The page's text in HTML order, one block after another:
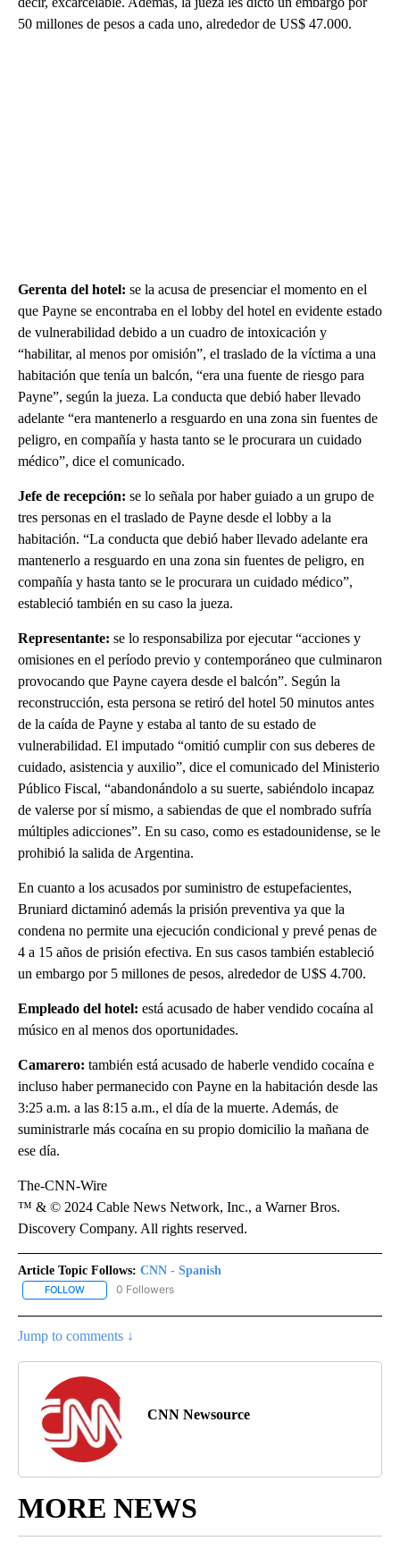
50 millones de pesos a cada uno, alrededor de US$ 47.000.
Gerenta del hotel: se la acusa de presenciar el momento en el
que Payne se encontraba en el lobby del hotel en evidente estado
de vulnerabilidad debido a un cuadro de intoxicación y
“habilitar, al menos por omisión”, el traslado de la víctima a una
habitación que tenía un balcón, “era una fuente de riesgo para
Payne”, según la jueza. La conducta que debió haber llevado
adelante “era mantenerlo a resguardo en una zona sin fuentes de
peligro, en compañía y hasta tanto se le procurara un cuidado
médico”, dice el comunicado.
Jefe de recepción: se lo señala por haber guiado a un grupo de
tres personas en el traslado de Payne desde el lobby a la
habitación. “La conducta que debió haber llevado adelante era
mantenerlo a resguardo en una zona sin fuentes de peligro, en
compañía y hasta tanto se le procurara un cuidado médico”,
estableció también en su caso la jueza.
Representante: se lo responsabiliza por ejecutar “acciones y
omisiones en el período previo y contemporáneo que culminaron
provocando que Payne cayera desde el balcón”. Según la
reconstrucción, esta persona se retiró del hotel 50 minutos antes
de la caída de Payne y estaba al tanto de su estado de
vulnerabilidad. El imputado “omitió cumplir con sus deberes de
cuidado, asistencia y auxilio”, dice el comunicado del Ministerio
Público Fiscal, “abandonándolo a su suerte, sabiéndolo incapaz
de valerse por sí mismo, a sabiendas de que el nombrado sufría
múltiples adicciones”. En su caso, como es estadounidense, se le
prohibió la salida de Argentina.
En cuanto a los acusados por suministro de estupefacientes,
Bruniard dictaminó además la prisión preventiva ya que la
condena no permite una ejecución condicional y prevé penas de
4 a 15 años de prisión efectiva. En sus casos también estableció
un embargo por 5 millones de pesos, alrededor de U$S 4.700.
Empleado del hotel: está acusado de haber vendido cocaína al
músico en al menos dos oportunidades.
Camarero: también está acusado de haberle vendido cocaína e
incluso haber permanecido con Payne en la habitación desde las
3:25 a.m. a las 8:15 a.m., el día de la muerte. Además, de
suministrarle más cocaína en su propio domicilio la mañana de
ese día.
The-CNN-Wire
™ & © 2024 Cable News Network, Inc., a Warner Bros.
Discovery Company. All rights reserved.
Article Topic Follows: CNN - Spanish
FOLLOW FOLLOW "CNN - SPANISH" TO RECEIVE NOTIFICATIONS ABOUT
0 Followers
Jump to comments ↓
CNN Newsource
MORE NEWS